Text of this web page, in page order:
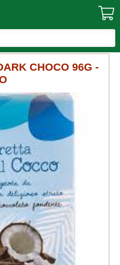
CHOCO 96G -